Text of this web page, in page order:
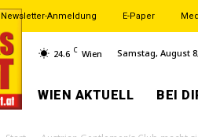
Newsletter-Anmeldung E-Paper
24.6 C Wien Samstag, August
WIEN AKTUELL BEI